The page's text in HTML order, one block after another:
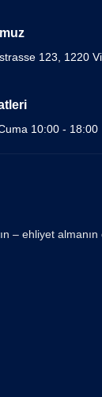
123, 1220
10:00 - 18:00
– ehliyet